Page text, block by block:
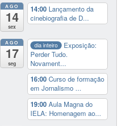
AGO
14
sex
14:00 Lançamento da
cinebiografia de D...
AGO
17
seg
dia inteiro
Exposição:
Perder Tudo.
Novament...
16:00Curso de formação
em Jornalismo ...
19:00Aula Magna do
IELA: Homenagem ao...